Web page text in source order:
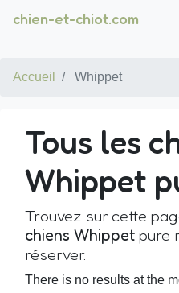
chien-et-chiot.com
Accueil Whippet
Tous les
Whippet
Trouvez sur cette
chiens Whippet pure
réserver.
There is no results at the